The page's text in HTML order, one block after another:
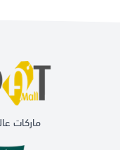
ماركات